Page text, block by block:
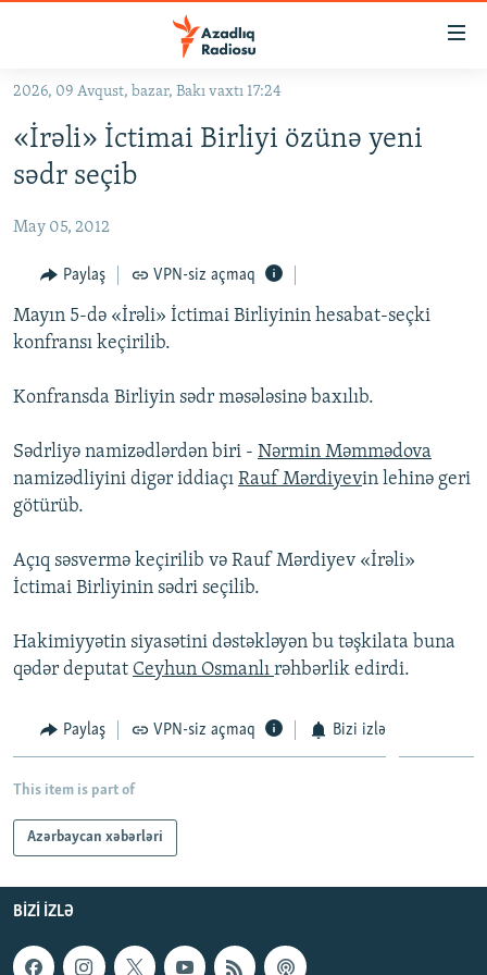
Əsas
qayıt
Əsas
qayıt
KORRUPSIOMETR
#ƏSLINDƏ
FƏRQƏ BAX
QANUNI DOĞRU
ARAŞDIRMA
MULTIMEDIA
FOTOQALEREYA
İNFOQRAFIKA
OXU ZALI
AZƏRBAYCAN ƏDƏBIYYATI KITABXANASI
İSLAM VƏ DEMOKRATIYA
İZ - MƏDƏNIYYƏT PROQRAMI
HAQQIMIZDA
MISSIYAMIZ
PEŞƏ ETIKASI VƏ JURNALISTIKA STANDARTLARIMIZ
MATERIALLARIMIZDAN ISTIFADƏ
BIZIMLƏ ƏLAQƏ
RFE/RL-in bütün saytları
2026, 09 Avqust, bazar, Bakı vaxtı 17:24
«İrəli» İctimai Birliyi özünə yeni
sədr seçib
May 05, 2012
Paylaş VPN-siz açmaq
Mayın 5-də «İrəli» İctimai Birliyinin hesabat-seçki
konfransı keçirilib.
Konfransda Birliyin sədr məsələsinə baxılıb.
Sədrliyə namizədlərdən biri - Nərmin Məmmədova
namizədliyini digər iddiaçı Rauf Mərdiyevin lehinə geri
götürüb.
Açıq səsvermə keçirilib və Rauf Mərdiyev «İrəli»
İctimai Birliyinin sədri seçilib.
Hakimiyyətin siyasətini dəstəkləyən bu təşkilata buna
qədər deputat Ceyhun Osmanlı rəhbərlik edirdi.
Paylaş VPN-siz açmaq Bizi izlə
This item is part of
Azərbaycan xəbərləri
BIZI IZLƏ